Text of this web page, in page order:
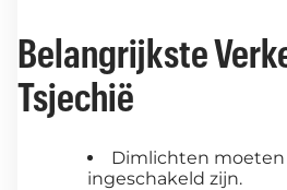
Belangrijkste
Tsjechië
Dimlichten moeten
ingeschakeld zijn.